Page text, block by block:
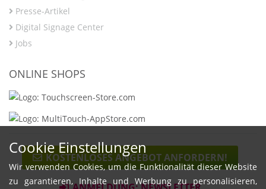
Presse-Artikel
Digital Signage Center
Jobs
ONLINE SHOPS
KOSTENLOSES ANGEBOT ANFORDERN!
Cookie Einstellungen
Wir verwenden Cookies, um die Funktionalität dieser Website
zu garantieren, Inhalte und Werbung zu personalisieren,